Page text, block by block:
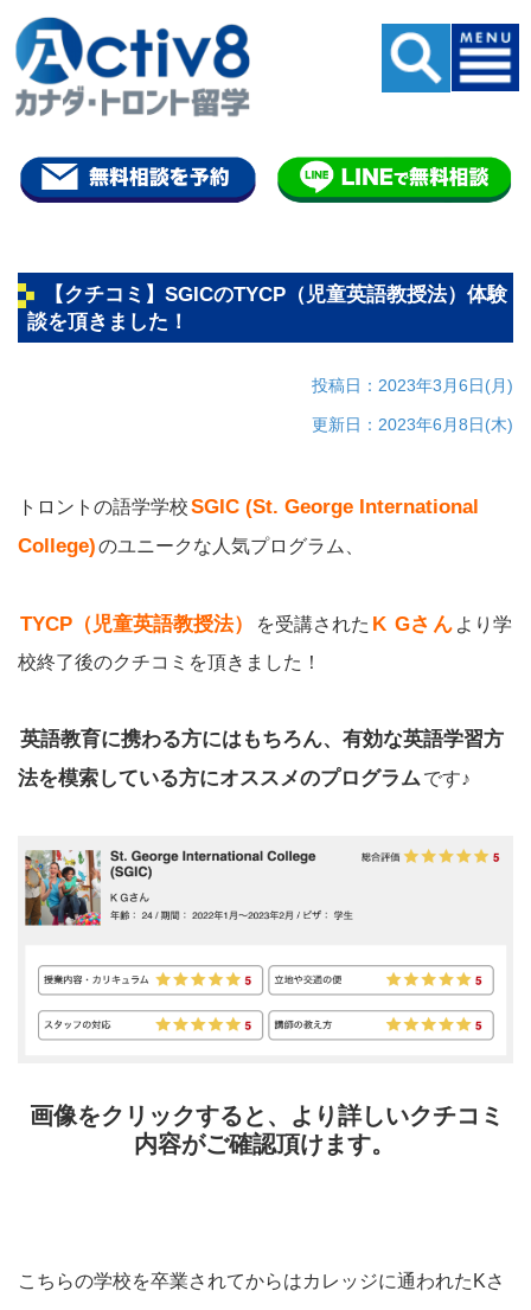
【クチコミ】SGICのTYCP（児童英語教授法）体験
談を頂きました！
投稿日：2023年3月6日(月)
更新日：2023年6月8日(木)
トロントの語学学校SGIC (St. George International
College)のユニークな人気プログラム、
TYCP（児童英語教授法） を受講された K Gさ ん より学
校終了後のクチコミを頂きました！
英語教育に携わる方にはもちろん、有効な英語学習方
法を模索している方にオススメのプログラムです♪
画像をクリックすると、より詳しいクチコミ
内容がご確認頂けます。
こちらの学校を卒業されてからはカレッジに通われたKさ